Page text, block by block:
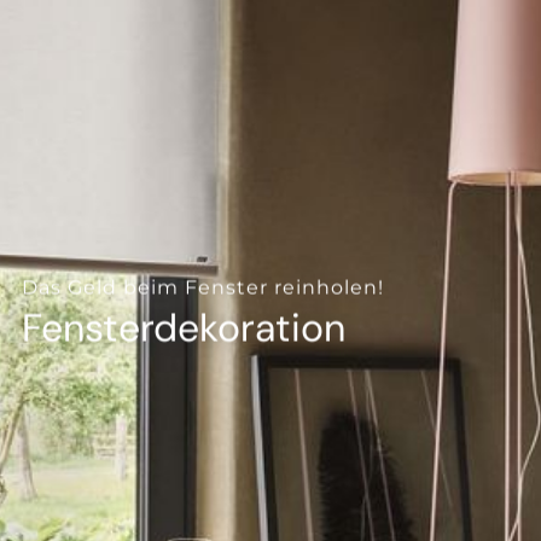
--
Das Geld beim Fenster reinholen!
Fensterdekoration